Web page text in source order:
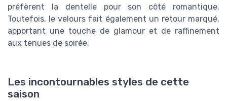
préfèrent la dentelle pour son côté romantique.
Toutefois, le velours fait également un retour marqué,
apportant une touche de glamour et de raffinement
aux tenues de soirée.
Les incontournables styles de cette
saison